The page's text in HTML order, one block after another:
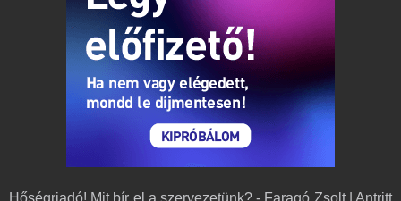
Hőségriadó! Mit bír el a szervezetünk? - Faragó Zsolt | Antritt